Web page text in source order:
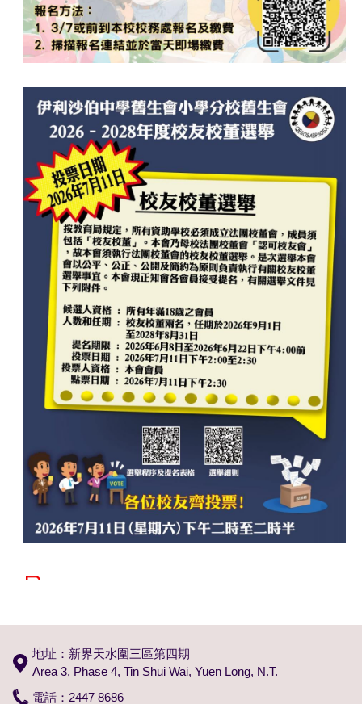
地址：新界天水圍三區第四期
Area 3, Phase 4, Tin Shui Wai, Yuen Long, N.T.
電話：2447 8686